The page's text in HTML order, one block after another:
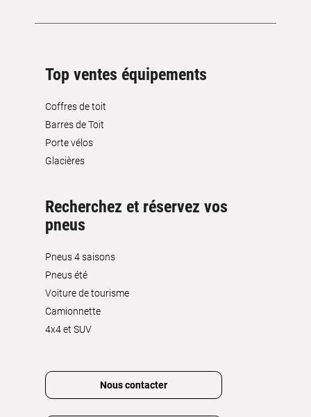
Top ventes équipements
Coffres de toit
Barres de Toit
Porte vélos
Glacières
Recherchez et réservez vos
pneus
Pneus 4 saisons
Pneus été
Voiture de tourisme
Camionnette
4x4 et SUV
Nous contacter